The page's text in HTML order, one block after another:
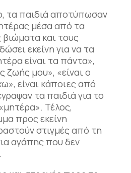
τα παιδιά αποτύπωσαν
μέσα από τα
και τους
εκείνη για να τα
είναι τα πάντα»,
ζωής μου», «είναι ο
είναι κάποιες από
τα παιδιά για το
Τέλος,
προς εκείνη
στιγμές από τη
αγάπης που δεν